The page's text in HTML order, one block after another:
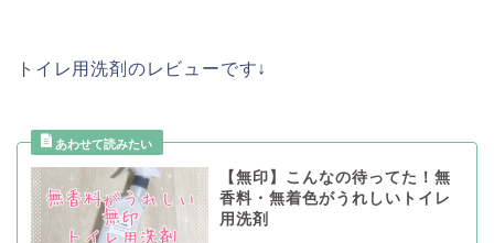
トイレ用洗剤のレビューです↓
【無印】こんなの待ってた！無
香料・無着色がうれしいトイレ
用洗剤